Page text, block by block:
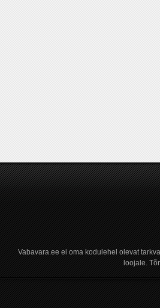
Vabavara.ee ei oma kodulehel olevat
loojale.